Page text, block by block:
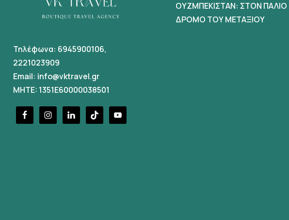
Τηλέφωνα: 6945900106,
2221023909
Email: info@vktravel.gr
MHTE: 1351E60000038501
ΟΥΖΜΠΕΚΙΣΤΑΝ: ΣΤΟΝ ΠΑΛΙΟ
ΔΡΟΜΟ ΤΟΥ ΜΕΤΑΞΙΟΥ